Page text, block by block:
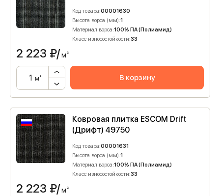
Код товара:00001630
Высота ворса (мм):1
Материал ворса:100% ПА (Полиамид)
Класс износостойкости:33
2 223 ₽/м²
м² В корзину
Ковровая плитка ESCOM Drift
(Дрифт) 49750
Код товара:00001631
Высота ворса (мм):1
Материал ворса:100% ПА (Полиамид)
Класс износостойкости:33
2 223 ₽/м²